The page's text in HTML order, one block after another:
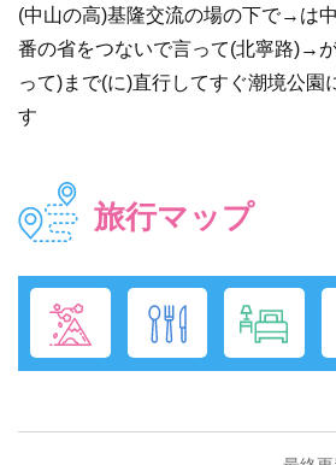
(中山の高)基隆交流の場の下で→は
番の省をつないで言って(北寧路)→
って)まで(に)直行してすぐ潮境公園
す
旅行マップ